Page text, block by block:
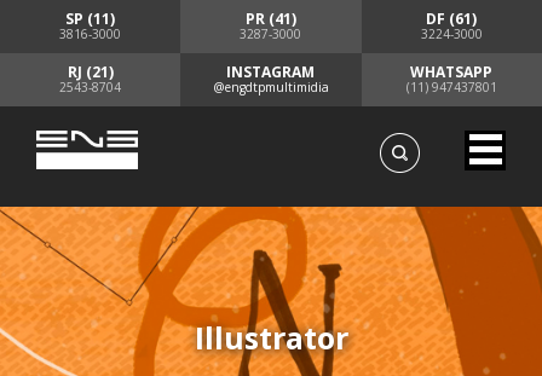
SP (11)
3816-3000
PR (41)
3287-3000
DF (61)
3224-3000
RJ (21)
2543-8704
INSTAGRAM
@engdtpmultimidia
WHATSAPP
(11) 947437801
Illustrator